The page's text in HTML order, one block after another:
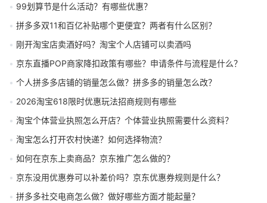
99划算节是什么活动？有哪些优惠？
拼多多双11和百亿补贴哪个更便宜？两者有什么区别？
刚开淘宝店卖酒好吗？淘宝个人店铺可以卖酒吗
京东直播POP商家降扣政策有哪些？申请条件与流程是什么？
个人拼多多店铺的销量怎么做？拼多多的销量怎么改？
2026淘宝618限时优惠玩法招商规则有哪些
淘宝个体营业执照怎么开店？个体营业执照需要什么资料？
淘宝怎么打开农村快递？如何选择物流？
如何在京东上卖商品？京东推广怎么做的？
京东没用优惠券可以补差价吗？京东优惠券规则是什么？
拼多多社交电商怎么做？做好哪些方面才能起量？